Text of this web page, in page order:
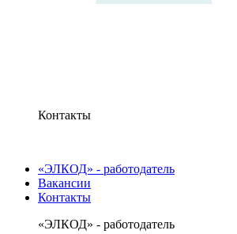
Контакты
«ЭЛКОД» - работодатель
Вакансии
Контакты
«ЭЛКОД» - работодатель